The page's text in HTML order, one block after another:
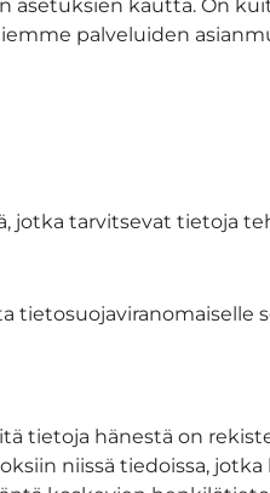
asetuksien kautta. On
palveluiden
jotka tarvitsevat tietoja
tietosuojaviranomaiselle
tietoja hänestä on
niissä tiedoissa,